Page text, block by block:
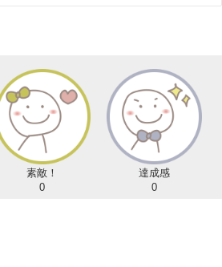
素敵！
0
達成感
0